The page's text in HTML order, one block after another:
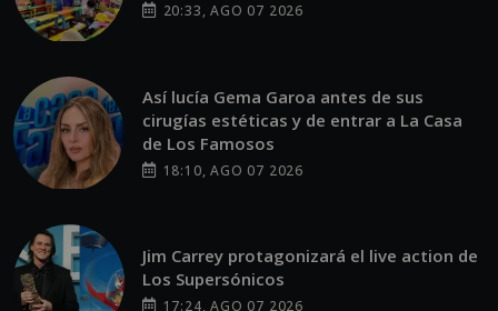
20:33, AGO 07 2026
Así lucía Gema Garoa antes de sus
cirugías estéticas y de entrar a La Casa
de Los Famosos
18:10, AGO 07 2026
Jim Carrey protagonizará el live action de
Los Supersónicos
17:24, AGO 07 2026